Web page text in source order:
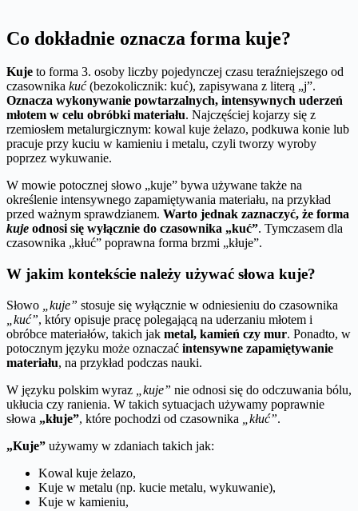
Co dokładnie oznacza forma kuje?
Kuje to forma 3. osoby liczby pojedynczej czasu teraźniejszego od
czasownika kuć(bezokolicznik: kuć), zapisywana z literą „j”.
Oznacza wykonywanie powtarzalnych, intensywnych uderzeń
młotem w celu obróbki materiału. Najczęściej kojarzy się z
rzemiosłem metalurgicznym: kowal kuje żelazo, podkuwa konie lub
pracuje przy kuciu w kamieniu i metalu, czyli tworzy wyroby
poprzez wykuwanie.
W mowie potocznej słowo „kuje” bywa używane także na
określenie intensywnego zapamiętywania materiału, na przykład
przed ważnym sprawdzianem. Warto jednak zaznaczyć, że forma
kuje odnosi się wyłącznie do czasownika „kuć”. Tymczasem dla
czasownika „kłuć” poprawna forma brzmi „kłuje”.
W jakim kontekście należy używać słowa kuje?
Słowo „kuje” stosuje się wyłącznie w odniesieniu do czasownika
„kuć”, który opisuje pracę polegającą na uderzaniu młotem i
obróbce materiałów, takich jak metal, kamień czy mur. Ponadto, w
potocznym języku może oznaczać intensywne zapamiętywanie
materiału, na przykład podczas nauki.
W języku polskim wyraz
„kuje” nie odnosi się do odczuwania bólu,
ukłucia czy ranienia. W takich sytuacjach używamy poprawnie
słowa „kłuje”, które pochodzi od czasownika „kłuć”.
„Kuje” używamy w zdaniach takich jak:
Kowal kuje żelazo,
Kuje w metalu (np. kucie metalu, wykuwanie),
Kuje w kamieniu,